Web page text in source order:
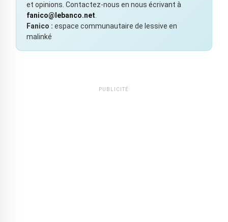
et opinions. Contactez-nous en nous écrivant à
fanico@lebanco.net
Fanico : espace communautaire de lessive en
malinké
PUBLICITÉ